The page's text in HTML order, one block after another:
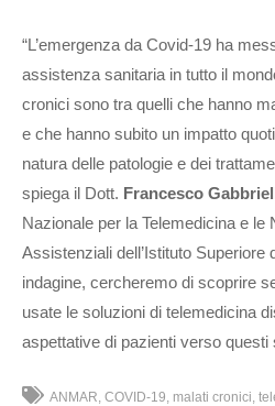
“L’emergenza da Covid-19 ha
assistenza sanitaria in tutto il
cronici sono tra quelli che hanno
e che hanno subito un impatto
natura delle patologie e dei
spiega il Dott. Francesco
Nazionale per la Telemedicina e le
Assistenziali dell’Istituto Superiore
indagine, cercheremo di scoprire
usate le soluzioni di telemedicina
aspettative di pazienti verso questi
ANMAR COVID-19 malati cronici